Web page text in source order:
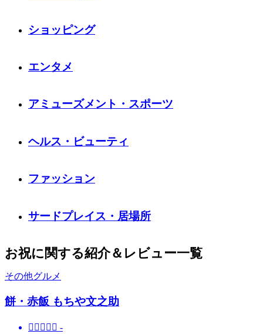
ショッピング
エンタメ
アミューズメント・スポーツ
ヘルス・ビューティ
ファッション
サードプレイス・居場所
お祝に関する紹介＆レビュー一覧
その他グルメ
餅・赤飯 もちや文之助
     -